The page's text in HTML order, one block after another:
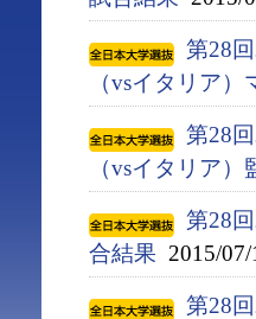
第28
（vsイタリア
第28
（vsイタリア
第28
合結果 2015/07/
第28